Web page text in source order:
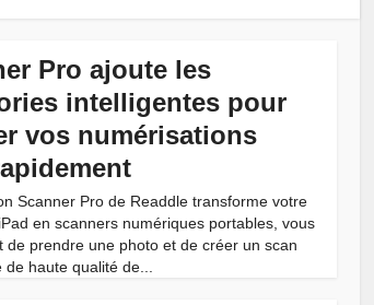
Pro ajoute les
intelligentes pour
vos numérisations
Scanner Pro de Readdle transforme votre
en scanners numériques portables, vous
de prendre une photo et de créer un scan
haute qualité de...